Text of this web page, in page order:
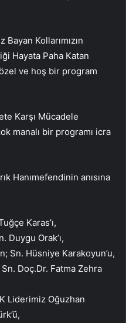
Kollarımızın
Hayata Paha Katan
ve hoş bir program
Karşı Mücadele
manalı bir programı icra
Hanımefendinin anısına
Karas’ı,
Duygu Orak’ı,
Sn. Hüsniye Karakoyun’u,
Doç.Dr. Fatma Zehra
Liderimiz Oğuzhan